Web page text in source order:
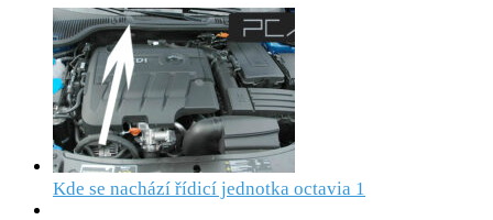
Kde se nachází řídicí jednotka octavia 1